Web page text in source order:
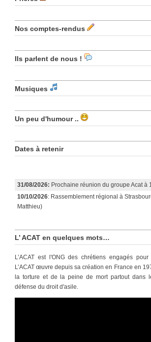
Nos comptes-rendus
Ils parlent de nous !
Musiques
Un peu d'humour ..
Dates à retenir
31/08/2026: Prochaine réunion du groupe Acat à
10/10/2026: Rassemblement régional à
Matthieu)
L’ ACAT en quelques mots…
L’ACAT est l'ONG des chrétiens engagés
L’ACAT œuvre depuis sa création en France en
la torture et de la peine de mort partout dans
défense du droit d'asile.